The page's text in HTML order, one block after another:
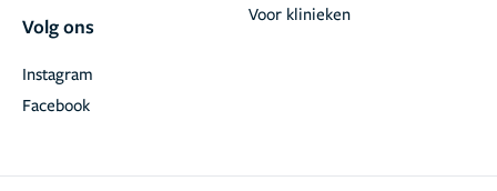
Volg ons
Facebook
Instagram
Voor klinieken